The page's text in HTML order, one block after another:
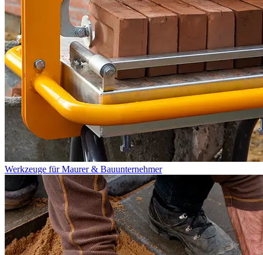
Werkzeuge für Maurer & Bauunternehmer